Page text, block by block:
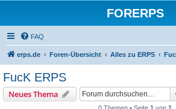
FORERPS
FAQ
erps.de Foren-Übersicht Alles zu ERPS
FucK ERPS
Neues Thema